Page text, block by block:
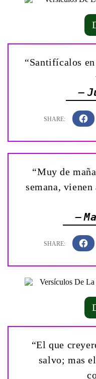
“Santifícalos
—
“Muy de
semana,
—
“El que
salvo; mas